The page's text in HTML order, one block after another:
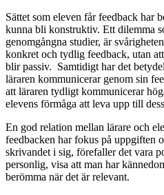
Sättet som eleven får feedback har
kunna bli konstruktiv. Ett dilemma
genomgångna studier, är
konkret och tydlig feedback, utan
blir passiv. Samtidigt har det
läraren kommunicerar genom sin
att läraren tydligt kommunicerar
elevens förmåga att leva upp till
En god relation mellan lärare och
feedbacken har fokus på uppgiften
skrivandet i sig, förefaller det vara
personlig, visa att man har
berömma när det är relevant.